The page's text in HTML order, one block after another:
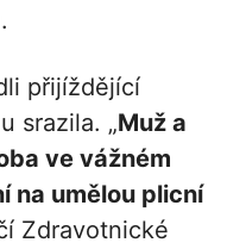
přijíždějící
srazila. „Muž a
ve vážném
na umělou plicní
Zdravotnické